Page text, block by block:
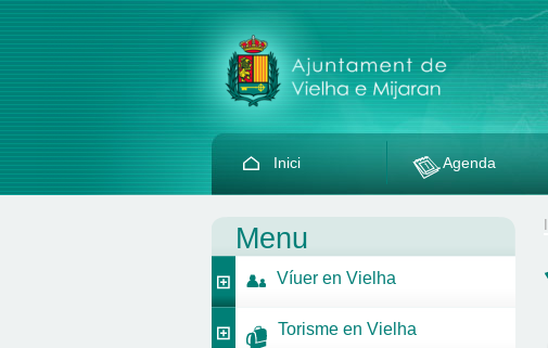
Inici Agenda
Menu
Víuer en Vielha
Torisme en Vielha